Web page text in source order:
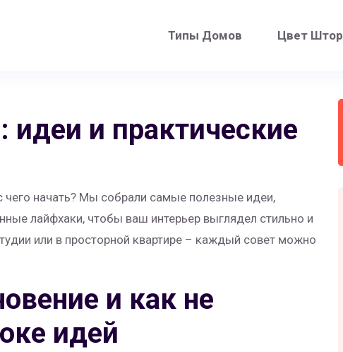
Типы Домов Цвет Штор
идеи и практические
чего начать? Мы собрали самые полезные идеи,
лайфхаки, чтобы ваш интерьер выглядел стильно и
или в просторной квартире – каждый совет можно
и как не
идей